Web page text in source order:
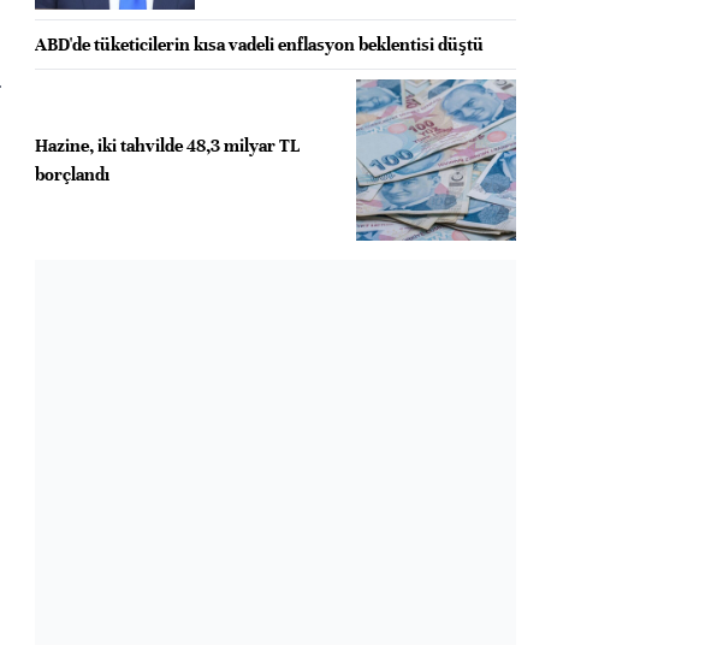
ABD'de tüketicilerin kısa vadeli enflasyon beklentisi düştü
Hazine, iki tahvilde 48,3 milyar TL
borçlandı